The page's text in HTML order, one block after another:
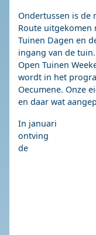
Ondertussen is de
Route uitgekomen
Tuinen Dagen en
ingang van de
Open Tuinen
wordt in het
Oecumene. Onze
en daar wat
In januari
ontving
de